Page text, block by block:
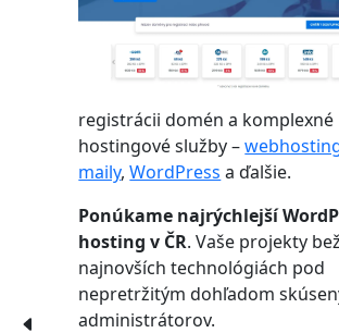
registrácii domén a komplexné
hostingové služby –
maily,WordPress a ďalšie.
Ponúkame najrýchlejší
hosting v ČR. Vaše projekty
najnovších technológiách pod
nepretržitým dohľadom
administrátorov.